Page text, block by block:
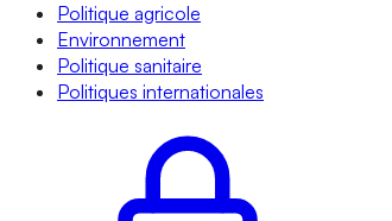
Politique agricole
Environnement
Politique sanitaire
Politiques internationales